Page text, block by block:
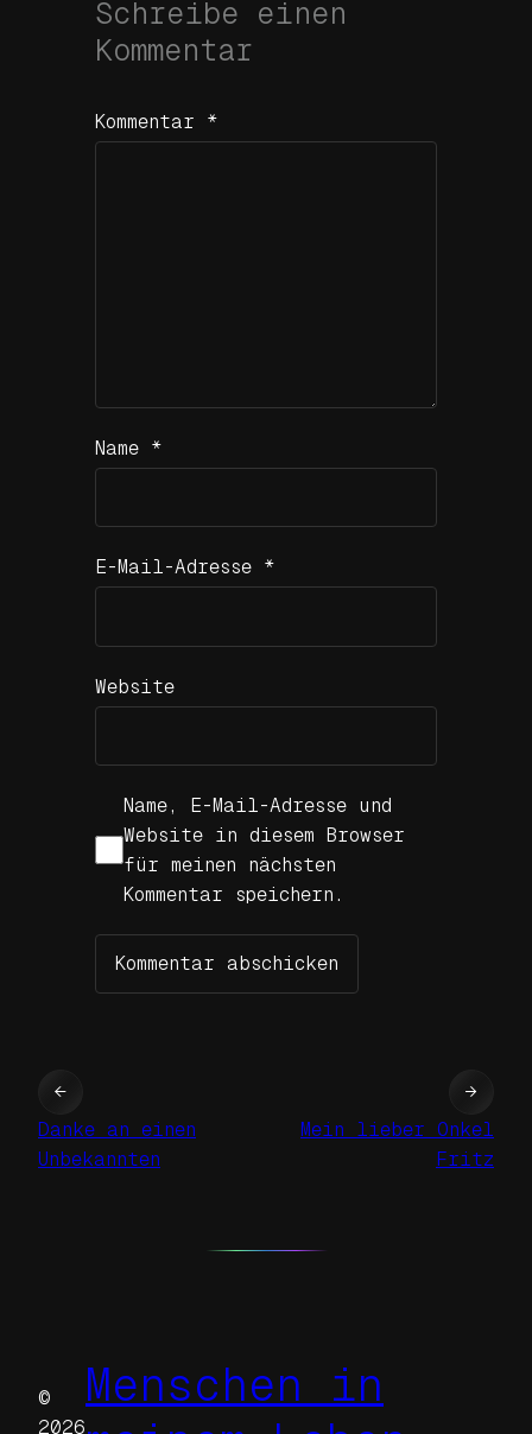
Schreibe einen
Kommentar
Kommentar *
Name *
E-Mail-Adresse *
Website
Name, E-Mail-Adresse und
Website in diesem Browser
für meinen nächsten
Kommentar speichern.
←
Danke an einen
Unbekannten
Mein lieber Onkel
Fritz
→
©
2026
Menschen in